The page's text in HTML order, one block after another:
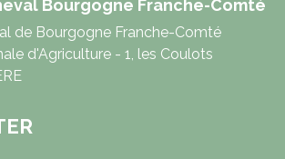
Bourgogne Franche-Comté
de Bourgogne Franche-Comté
d'Agriculture - 1, les Coulots